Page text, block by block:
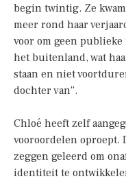
begin twintig. Ze
meer rond haar
voor om geen
het buitenland, wat
staan en niet
dochter van”.
Chloé heeft zelf
vooroordelen oproept.
zeggen geleerd om
identiteit te